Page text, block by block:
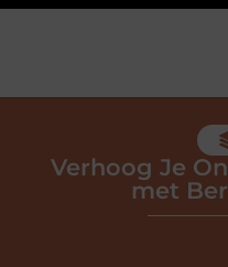
Verhoog Je
met